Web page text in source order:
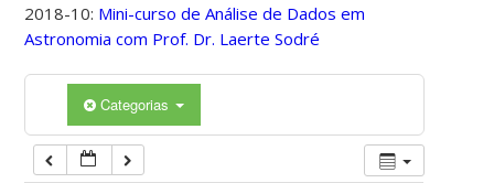
2018-10: Mini-curso de Análise de Dados em
Astronomia com Prof. Dr. Laerte Sodré
Categorias